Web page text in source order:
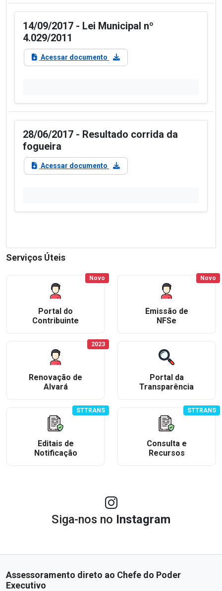
14/09/2017 - Lei Municipal nº
4.029/2011
Acessar documento
28/06/2017 - Resultado corrida da
fogueira
Acessar documento
Serviços Úteis
Portal do
Contribuinte
Novo
Emissão de
NFSe
Novo
Renovação de
Alvará
2023
Portal da
Transparência
Editais de
Notificação
STTRANS
Consulta e
Recursos
STTRANS
Siga-nos no Instagram
Assessoramento direto ao Chefe do Poder
Executivo